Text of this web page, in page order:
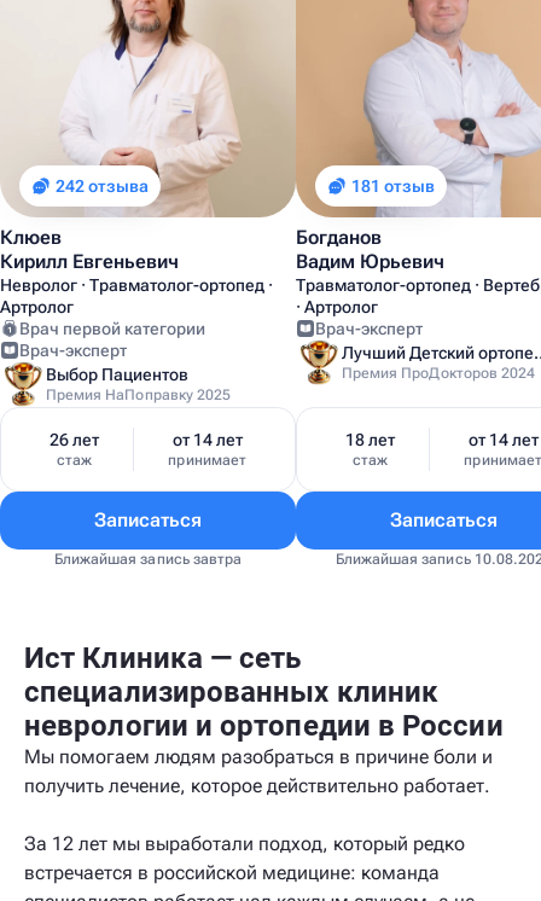
242 отзыва
Клюев
Кирилл Евгеньевич
Невролог · Травматолог-ортопед ·
Артролог
Врач первой категории
Врач-эксперт
Выбор Пациентов
Премия НаПоправку 2025
26 лет
стаж
от 14 лет
принимает
Записаться
Ближайшая запись завтра
181 отзыв
Богданов
Вадим Юрьевич
Травматолог-ортопед ·
· Артролог
Врач-эксперт
Лучший
Премия ПроДокторов 2024
18 лет
стаж
от 14 лет
принимает
Записаться
Ближайшая запись
Ист Клиника — сеть
специализированных клиник
неврологии и ортопедии в России
Мы помогаем людям разобраться в причине боли и
получить лечение, которое действительно работает.
За 12 лет мы выработали подход, который редко
встречается в российской медицине: команда